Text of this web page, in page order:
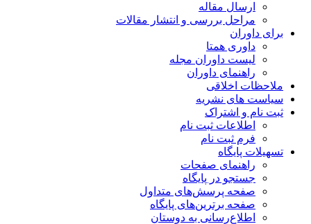
و انتشار مقالات
مجله
متداول
پایگاه
به دوستان